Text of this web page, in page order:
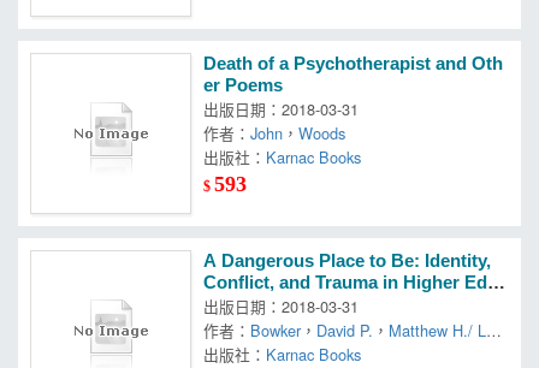
Death of a Psychotherapist and Oth
er Poems
出版日期：2018-03-31
作者：John ，Woods
出版社： Karnac Books
$593
A Dangerous Place to Be: Identity,
Conflict, and Trauma in Higher Educ
ation
出版日期：2018-03-31
作者： Bowker ， David P. ， Matthew H./ Levi
ne
出版社： Karnac Books